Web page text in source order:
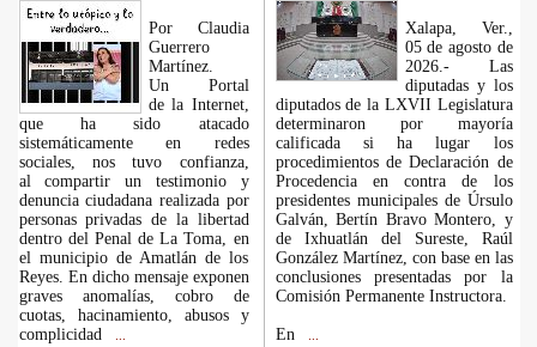
Por Claudia
Guerrero
Martínez.
​Un Portal
de la Internet,
que ha sido atacado
sistemáticamente en redes
sociales, nos tuvo confianza,
al compartir un testimonio y
denuncia ciudadana realizada por
personas privadas de la libertad
dentro del Penal de La Toma, en
el municipio de Amatlán de los
Reyes. En dicho mensaje exponen
graves anomalías, cobro de
cuotas, hacinamiento, abusos y
complicidad
Xalapa, Ver.,
05 de agosto de
2026.- Las
diputadas y los
diputados de la LXVII Legislatura
determinaron por mayoría
calificada si ha lugar los
procedimientos de Declaración de
Procedencia en contra de los
presidentes municipales de Úrsulo
Galván, Bertín Bravo Montero, y
de Ixhuatlán del Sureste, Raúl
González Martínez, con base en las
conclusiones presentadas por la
Comisión Permanente Instructora.
En